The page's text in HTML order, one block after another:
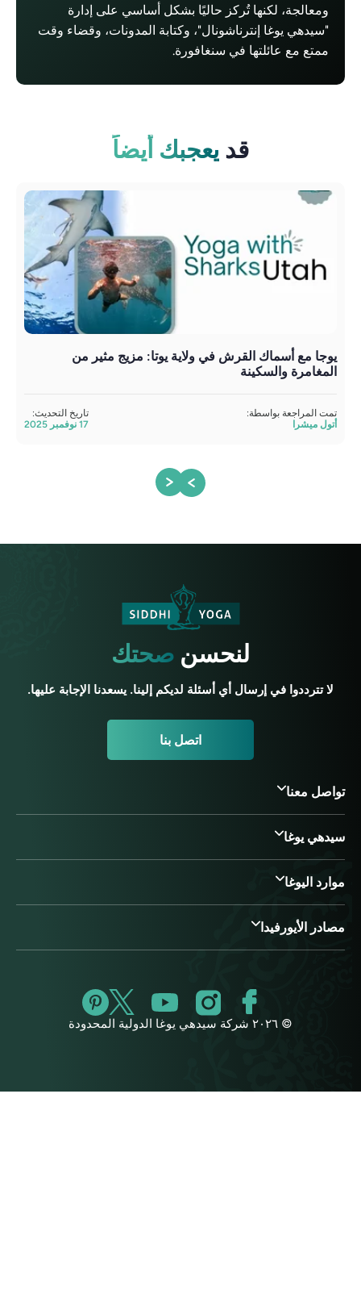
ومعالجة، لكنها تُركز حاليًا بشكل أساسي على إدارة
"سيدهي يوغا إنترناشونال"، وكتابة المدونات، وقضاء وقت
ممتع مع عائلتها في سنغافورة.
قديعجبك أيضاً
يوجا مع أسماك القرش في ولاية يوتا: مزيج مثير من
المغامرة والسكينة
تمت المراجعة بواسطة:
أتول ميشرا
تاريخ التحديث:
17 نوفمبر 2025
لنحسنصحتك
لا تترددوا في إرسال أي أسئلة لديكم إلينا. يسعدنا الإجابة عليها.
اتصل بنا
تواصل معنا
سيدهي يوغا
موارد اليوغا
مصادر الأيورفيدا
© ٢٠٢٦ شركة سيدهي يوغا الدولية المحدودة